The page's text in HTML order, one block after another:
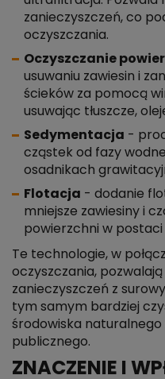
zanieczyszczeń, co
oczyszczania.
Oczyszczanie
usuwaniu zawiesin i
ścieków za pomocą
usuwając tłuszcze,
Sedymentacja -
cząstek od fazy
osadnikach
Flotacja - dodanie
mniejsze zawiesiny i
powierzchni w
Te technologie, w
oczyszczania,
zanieczyszczeń z
tym samym bardziej
środowiska
publicznego.
ZNACZENIE I